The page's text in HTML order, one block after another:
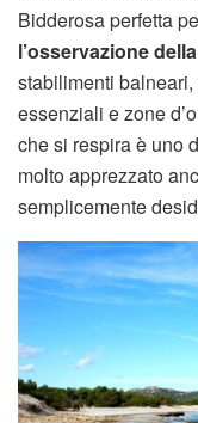
Bidderosa perfetta
l’osservazione
stabilimenti
essenziali e zone
che si respira è uno
molto apprezzato
semplicemente